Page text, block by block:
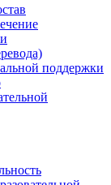
поддержки